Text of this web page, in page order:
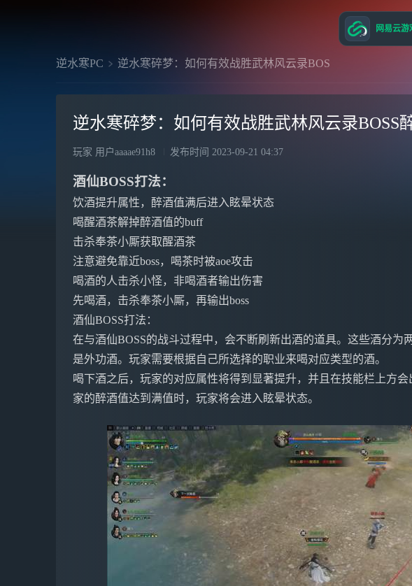
逆水寒PC 逆水寒碎梦：如何有效战胜武林风云录BOS
逆水寒碎梦：如何有效战胜武林风云录BOSS
玩家 用户aaaae91h8 发布时间 2023-09-21 04:37
酒仙BOSS打法：
饮酒提升属性，醉酒值满后进入眩晕状态
喝醒酒茶解掉醉酒值的buff
击杀奉茶小厮获取醒酒茶
注意避免靠近boss，喝茶时被aoe攻击
喝酒的人击杀小怪，非喝酒者输出伤害
先喝酒，击杀奉茶小厮，再输出boss
酒仙BOSS打法：
在与酒仙BOSS的战斗过程中，会不断刷新出酒的道具。这些酒分为
是外功酒。玩家需要根据自己所选择的职业来喝对应类型的酒。
喝下酒之后，玩家的对应属性将得到显著提升，并且在技能栏上方
家的醉酒值达到满值时，玩家将会进入眩晕状态。
网易云游